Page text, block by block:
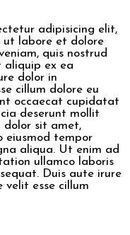
adipisicing elit,
ut labore et dolore
quis nostrud
aliquip ex ea
dolor in
cillum dolore eu
occaecat cupidatat
deserunt mollit
dolor sit amet,
eiusmod tempor
aliqua. Ut enim ad
ullamco laboris
Duis aute irure
esse cillum